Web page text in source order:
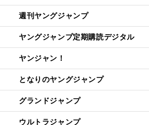
週刊ヤングジャンプ
ヤングジャンプ定期購読デジタル
ヤンジャン！
となりのヤングジャンプ
グランドジャンプ
ウルトラジャンプ